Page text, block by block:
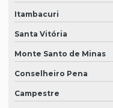
Itambacuri
Santa Vitória
Monte Santo de Minas
Conselheiro Pena
Campestre